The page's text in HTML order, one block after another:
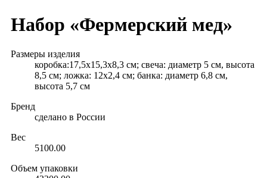
Набор «Фермерский мед»
Размеры изделия
коробка:17,5х15,3х8,3 см; свеча: диаметр 5 см, высота
8,5 см; ложка: 12х2,4 см; банка: диаметр 6,8 см,
высота 5,7 см
Бренд
сделано в России
Вес
5100.00
Объем упаковки